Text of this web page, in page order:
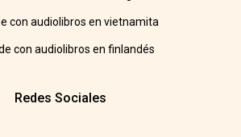
con audiolibros en vietnamita
con audiolibros en finlandés
Redes Sociales